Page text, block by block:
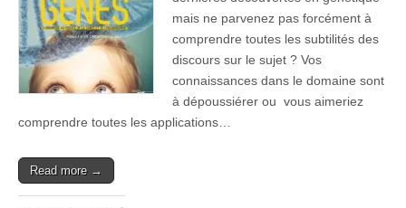
mais ne parvenez pas forcément à
comprendre toutes les subtilités des
discours sur le sujet ? Vos
connaissances dans le domaine sont
à dépoussiérer ou vous aimeriez
comprendre toutes les applications…
Read more →